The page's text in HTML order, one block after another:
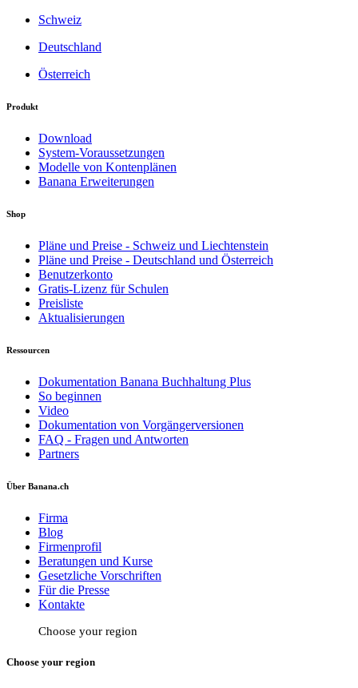
Schweiz
Deutschland
Österreich
Produkt
Download
System-Voraussetzungen
Modelle von Kontenplänen
Banana Erweiterungen
Shop
Pläne und Preise - Schweiz und Liechtenstein
Pläne und Preise - Deutschland und Österreich
Benutzerkonto
Gratis-Lizenz für Schulen
Preisliste
Aktualisierungen
Ressourcen
Dokumentation Banana Buchhaltung Plus
So beginnen
Video
Dokumentation von Vorgängerversionen
FAQ - Fragen und Antworten
Partners
Über Banana.ch
Firma
Blog
Firmenprofil
Beratungen und Kurse
Gesetzliche Vorschriften
Für die Presse
Kontakte
Choose your region
Choose your region